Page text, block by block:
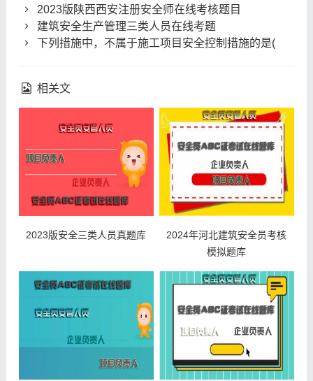
2023版陕西西安注册安全师在线考核题目
建筑安全生产管理三类人员在线考题
下列措施中，不属于施工项目安全控制措施的是(
相关文
2023版安全三类人员真题库
2024年河北建筑安全员考核
模拟题库